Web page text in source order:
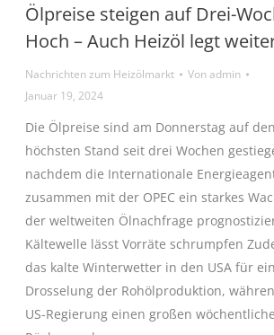
Ölpreise steigen auf Drei-
Hoch – Auch Heizöl legt
Nachrichten zum Heizölmarkt Vonadmin
Januar 19, 2024
Die Ölpreise sind am Donnerstag auf den
höchsten Stand seit drei Wochen
nachdem die Internationale
zusammen mit der OPEC ein starkes
der weltweiten Ölnachfrage
Kältewelle lässt Vorräte schrumpfen
das kalte Winterwetter in den USA für
Drosselung der Rohölproduktion,
US-Regierung einen großen